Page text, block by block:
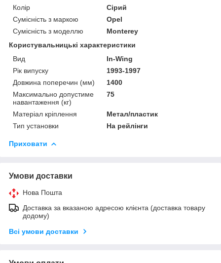
Колір
Сірий
Сумісність з маркою
Opel
Сумісність з моделлю
Monterey
Користувальницькі характеристики
Вид
In-Wing
Рік випуску
1993-1997
Довжина поперечин (мм)
1400
Максимально допустиме
навантаження (кг)
75
Матеріал кріплення
Метал/пластик
Тип установки
На рейлінги
Приховати
Умови доставки
Нова Пошта
Доставка за вказаною адресою клієнта (доставка товару
додому)
Всі умови доставки